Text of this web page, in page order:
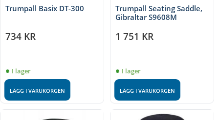
Trumpall Basix DT-300
734 KR
I lager
LÄGG I VARUKORGEN
Trumpall Seating Saddle,
Gibraltar S9608M
1 751 KR
I lager
LÄGG I VARUKORGEN